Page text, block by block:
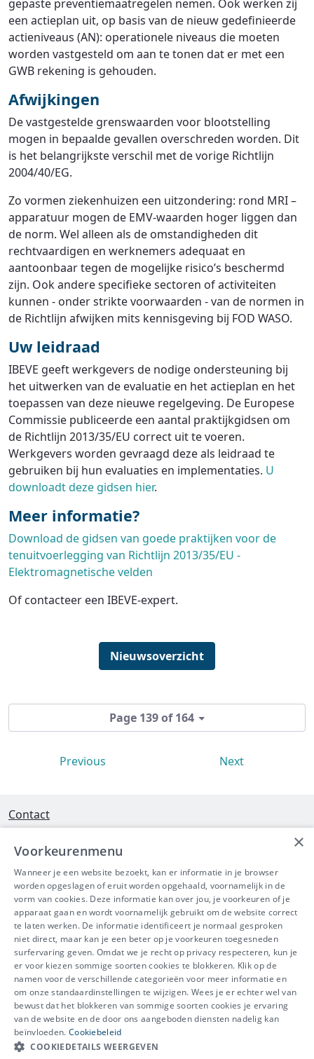
gepaste preventiemaatregelen nemen. Ook werken zij
een actieplan uit, op basis van de nieuw gedefinieerde
actieniveaus (AN): operationele niveaus die moeten
worden vastgesteld om aan te tonen dat er met een
GWB rekening is gehouden.
Afwijkingen
De vastgestelde grenswaarden voor blootstelling
mogen in bepaalde gevallen overschreden worden. Dit
is het belangrijkste verschil met de vorige Richtlijn
2004/40/EG.
Zo vormen ziekenhuizen een uitzondering: rond MRI –
apparatuur mogen de EMV-waarden hoger liggen dan
de norm. Wel alleen als de omstandigheden dit
rechtvaardigen en werknemers adequaat en
aantoonbaar tegen de mogelijke risico’s beschermd
zijn. Ook andere specifieke sectoren of activiteiten
kunnen - onder strikte voorwaarden - van de normen in
de Richtlijn afwijken mits kennisgeving bij FOD WASO.
Uw leidraad
IBEVE geeft werkgevers de nodige ondersteuning bij
het uitwerken van de evaluatie en het actieplan en het
toepassen van deze nieuwe regelgeving. De Europese
Commissie publiceerde een aantal praktijkgidsen om
de Richtlijn 2013/35/EU correct uit te voeren.
Werkgevers worden gevraagd deze als leidraad te
gebruiken bij hun evaluaties en implementaties. U
downloadt deze gidsen hier.
Meer informatie?
Download de gidsen van goede praktijken voor de
tenuitvoerlegging van Richtlijn 2013/35/EU -
Elektromagnetische velden
Of contacteer een IBEVE-expert.
Nieuwsoverzicht
Page 139 of 164
Previous Next
Contact
Interleuvenlaan 58 - 3001 Heverlee
Tel 016/390490
info@ibeve.be
Ondernemingsnummer: 0436 612 044
IBEVE maakt deel uit van Groep
IDEWE
Disclaimer-Privacy-Cookiebeleid
Meer vragen? Neem
×
Voorkeurenmenu
Wanneer je een website bezoekt, kan er informatie in je browser
worden opgeslagen of eruit worden opgehaald, voornamelijk in de
vorm van cookies. Deze informatie kan over jou, je voorkeuren of je
apparaat gaan en wordt voornamelijk gebruikt om de website correct
te laten werken. De informatie identificeert je normaal gesproken
niet direct, maar kan je een beter op je voorkeuren toegesneden
surfervaring geven. Omdat we je recht op privacy respecteren, kun je
er voor kiezen sommige soorten cookies te blokkeren. Klik op de
namen voor de verschillende categorieën voor meer informatie en
om onze standaardinstellingen te wijzigen. Wees je er echter wel van
bewust dat het blokkeren van sommige soorten cookies je ervaring
van de website en de door ons aangeboden diensten nadelig kan
beïnvloeden. Cookiebeleid
COOKIEDETAILS WEERGEVEN